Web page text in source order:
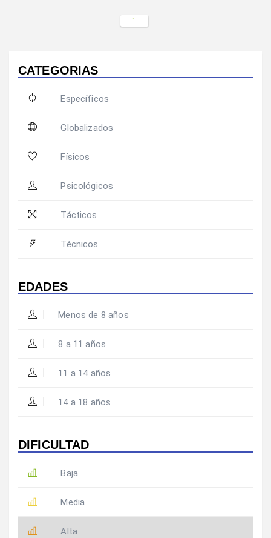
1
CATEGORIAS
Específicos
Globalizados
Físicos
Psicológicos
Tácticos
Técnicos
EDADES
Menos de 8 años
8 a 11 años
11 a 14 años
14 a 18 años
DIFICULTAD
Baja
Media
Alta